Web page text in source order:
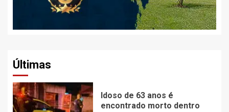
Últimas
Idoso de 63 anos é
encontrado morto dentro